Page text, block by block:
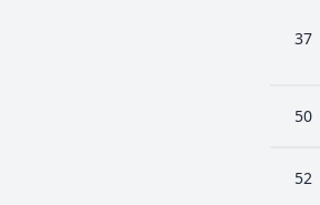
37
50
52